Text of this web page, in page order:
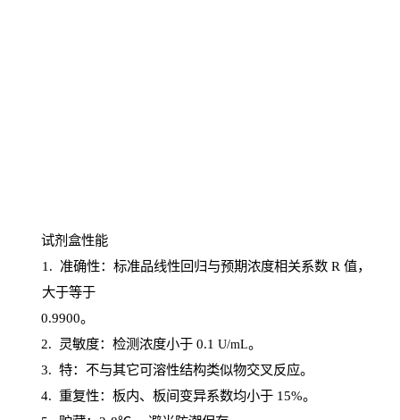
试剂盒性能
1 . 准确性：标准品线性回归与预期浓度相关系数 R 值，
大于等于
0.9900。
2. 灵敏度：检测浓度小于0.1 U/mL。
3. 特：不与其它可溶性结构类似物交叉反应。
4. 重复性：板内、板间变异系数均小于15%。